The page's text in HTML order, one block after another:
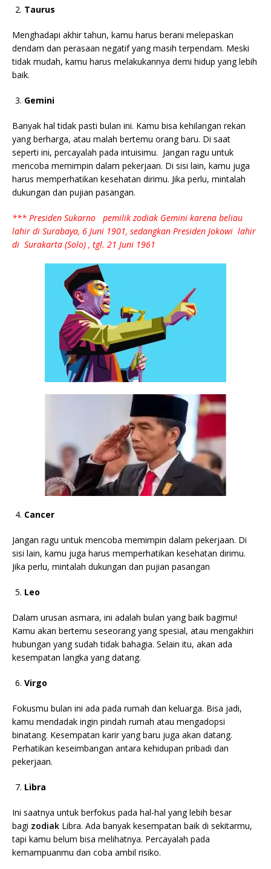
Taurus
Menghadapi akhir tahun, kamu harus berani melepaskan
dendam dan perasaan negatif yang masih terpendam. Meski
tidak mudah, kamu harus melakukannya demi hidup yang lebih
baik.
Gemini
Banyak hal tidak pasti bulan ini. Kamu bisa kehilangan rekan
yang berharga, atau malah bertemu orang baru. Di saat
seperti ini, percayalah pada intuisimu. Jangan ragu untuk
mencoba memimpin dalam pekerjaan. Di sisi lain, kamu juga
harus memperhatikan kesehatan dirimu. Jika perlu, mintalah
dukungan dan pujian pasangan.
*** Presiden Sukarno pemilik zodiak Gemini karena beliau
lahir di Surabaya, 6 Juni 1901, sedangkan Presiden Jokowi lahir
di Surakarta (Solo) , tgl. 21 Juni 1961
Cancer
Jangan ragu untuk mencoba memimpin dalam pekerjaan. Di
sisi lain, kamu juga harus memperhatikan kesehatan dirimu.
Jika perlu, mintalah dukungan dan pujian pasangan
Leo
Dalam urusan asmara, ini adalah bulan yang baik bagimu!
Kamu akan bertemu seseorang yang spesial, atau mengakhiri
hubungan yang sudah tidak bahagia. Selain itu, akan ada
kesempatan langka yang datang.
Virgo
Fokusmu bulan ini ada pada rumah dan keluarga. Bisa jadi,
kamu mendadak ingin pindah rumah atau mengadopsi
binatang. Kesempatan karir yang baru juga akan datang.
Perhatikan keseimbangan antara kehidupan pribadi dan
pekerjaan.
Libra
Ini saatnya untuk berfokus pada hal-hal yang lebih besar
bagi zodiak Libra. Ada banyak kesempatan baik di sekitarmu,
tapi kamu belum bisa melihatnya. Percayalah pada
kemampuanmu dan coba ambil risiko.